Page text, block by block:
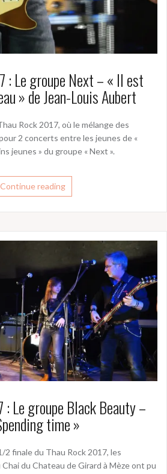
: Le groupe Next – « Il est
» de Jean-Louis Aubert
Rock 2017, où le mélange des
2 concerts entre les jeunes de «
jeunes » du groupe « Next ».
Continue reading
: Le groupe Black Beauty –
time »
2 finale du Thau Rock 2017, les
du Chateau de Girard à Mèze ont pu